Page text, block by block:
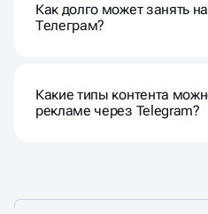
инструменты для
пользователями.
Как долго может занять
Телеграм?
сложности, но обычно мы
быстро и эффективно.
Какие типы контента
рекламе через Telegram?